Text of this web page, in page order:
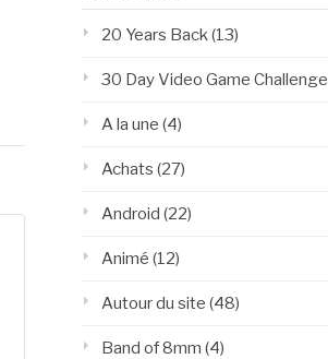
20 Years Back (13)
30 Day Video Game Challenge
A la une (4)
Achats (27)
Android (22)
Animé (12)
Autour du site (48)
Band of 8mm (4)